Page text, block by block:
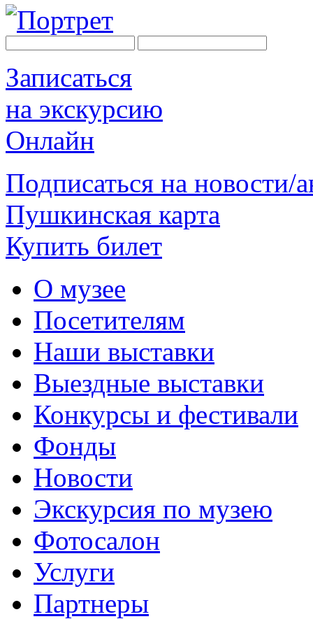
Записаться
на экскурсию
Онлайн
Подписаться на новости/
Пушкинская карта
Купить билет
О музее
Посетителям
Наши выставки
Выездные выставки
Конкурсы и фестивали
Фонды
Новости
Экскурсия по музею
Фотосалон
Услуги
Партнеры